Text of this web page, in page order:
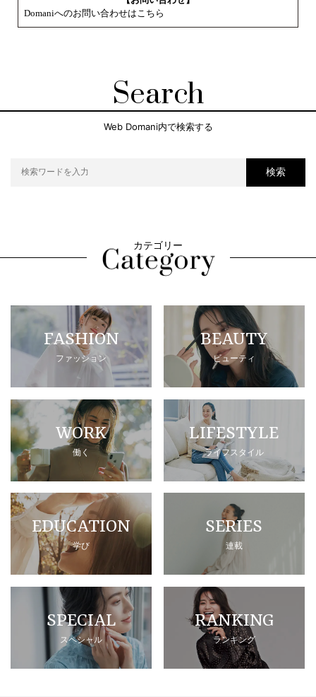
Domaniへのお問い合わせはこちら
Search
Web Domani内で検索する
検索
カテゴリー
FASHION
ファッション
BEAUTY
ビューティ
WORK
働く
LIFESTYLE
ライフスタイル
EDUCATION
学び
SERIES
連載
SPECIAL
スペシャル
RANKING
ランキング